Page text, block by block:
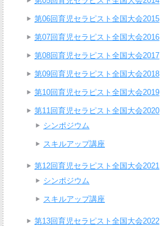
第06回育児セラピスト全国大会2015
第07回育児セラピスト全国大会2016
第08回育児セラピスト全国大会2017
第09回育児セラピスト全国大会2018
第10回育児セラピスト全国大会2019
第11回育児セラピスト全国大会2020
シンポジウム
スキルアップ講座
第12回育児セラピスト全国大会2021
シンポジウム
スキルアップ講座
第13回育児セラピスト全国大会2022